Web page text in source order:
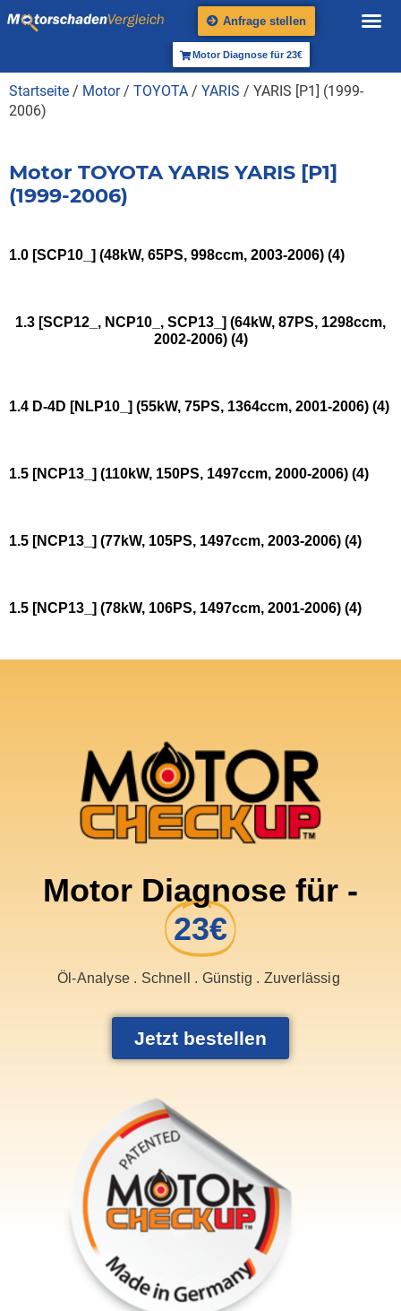
Anfrage stellen
Motor Diagnose für 23€
Startseite / Motor/ TOYOTA / YARIS / YARIS [P1] (1999-
2006)
Motor TOYOTA YARIS YARIS [P1]
(1999-2006)
1.0 [SCP10_] (48kW, 65PS, 998ccm, 2003-2006) (4)
1.3 [SCP12_, NCP10_, SCP13_] (64kW, 87PS, 1298ccm,
2002-2006) (4)
1.4 D-4D [NLP10_] (55kW, 75PS, 1364ccm, 2001-2006) (4)
1.5 [NCP13_] (110kW, 150PS, 1497ccm, 2000-2006) (4)
1.5 [NCP13_] (77kW, 105PS, 1497ccm, 2003-2006) (4)
1.5 [NCP13_] (78kW, 106PS, 1497ccm, 2001-2006) (4)
Motor Diagnose für -
23€
Öl-Analyse . Schnell . Günstig . Zuverlässig
Jetzt bestellen